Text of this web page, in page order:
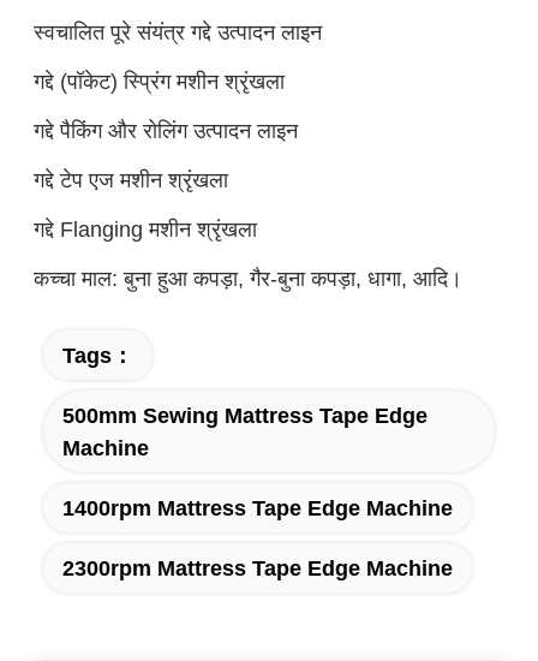
स्वचालित पूरे संयंत्र गद्दे उत्पादन लाइन
गद्दे (पॉकेट) स्प्रिंग मशीन श्रृंखला
गद्दे पैकिंग और रोलिंग उत्पादन लाइन
गद्दे टेप एज मशीन श्रृंखला
गद्दे Flanging मशीन श्रृंखला
कच्चा माल: बुना हुआ कपड़ा, गैर-बुना कपड़ा, धागा, आदि।
Tags：
500mm Sewing Mattress Tape Edge
Machine
1400rpm Mattress Tape Edge Machine
2300rpm Mattress Tape Edge Machine